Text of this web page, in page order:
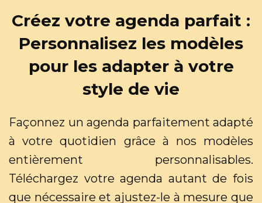
Créez votre agenda parfait :
Personnalisez les modèles
pour les adapter à votre
style de vie
Façonnez un agenda parfaitement adapté
à votre quotidien grâce à nos modèles
entièrement personnalisables.
Téléchargez votre agenda autant de fois
que nécessaire et ajustez-le à mesure que